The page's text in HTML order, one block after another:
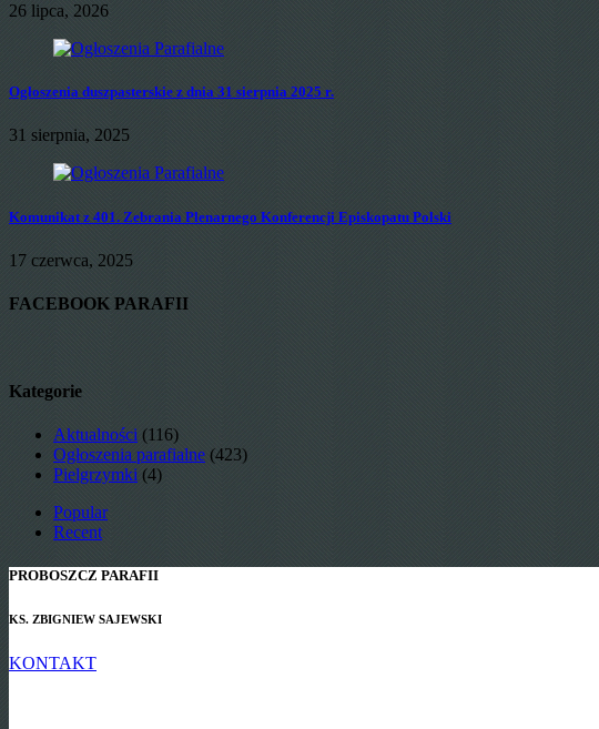
26 lipca, 2026
Ogłoszenia duszpasterskie z dnia 31 sierpnia 2025 r.
31 sierpnia, 2025
Komunikat z 401. Zebrania Plenarnego Konferencji Episkopatu Polski
17 czerwca, 2025
FACEBOOK PARAFII
Kategorie
Aktualności (116)
Ogłoszenia parafialne (423)
Pielgrzymki (4)
Popular
Recent
PROBOSZCZ PARAFII
KS. ZBIGNIEW SAJEWSKI
KONTAKT